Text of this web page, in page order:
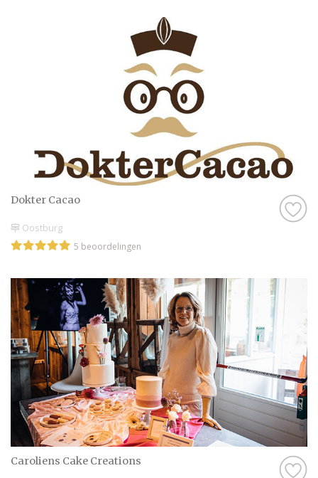
Dokter Cacao
Oostburg
5 beoordelingen
Caroliens Cake Creations